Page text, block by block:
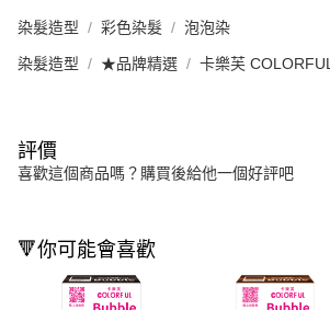
染髮造型 彩色染髮 泡泡染
染髮造型 ★品牌精選 卡樂芙 COLORFUL
評價
喜歡這個商品嗎？購買後給他一個好評吧
🔻你可能會喜歡